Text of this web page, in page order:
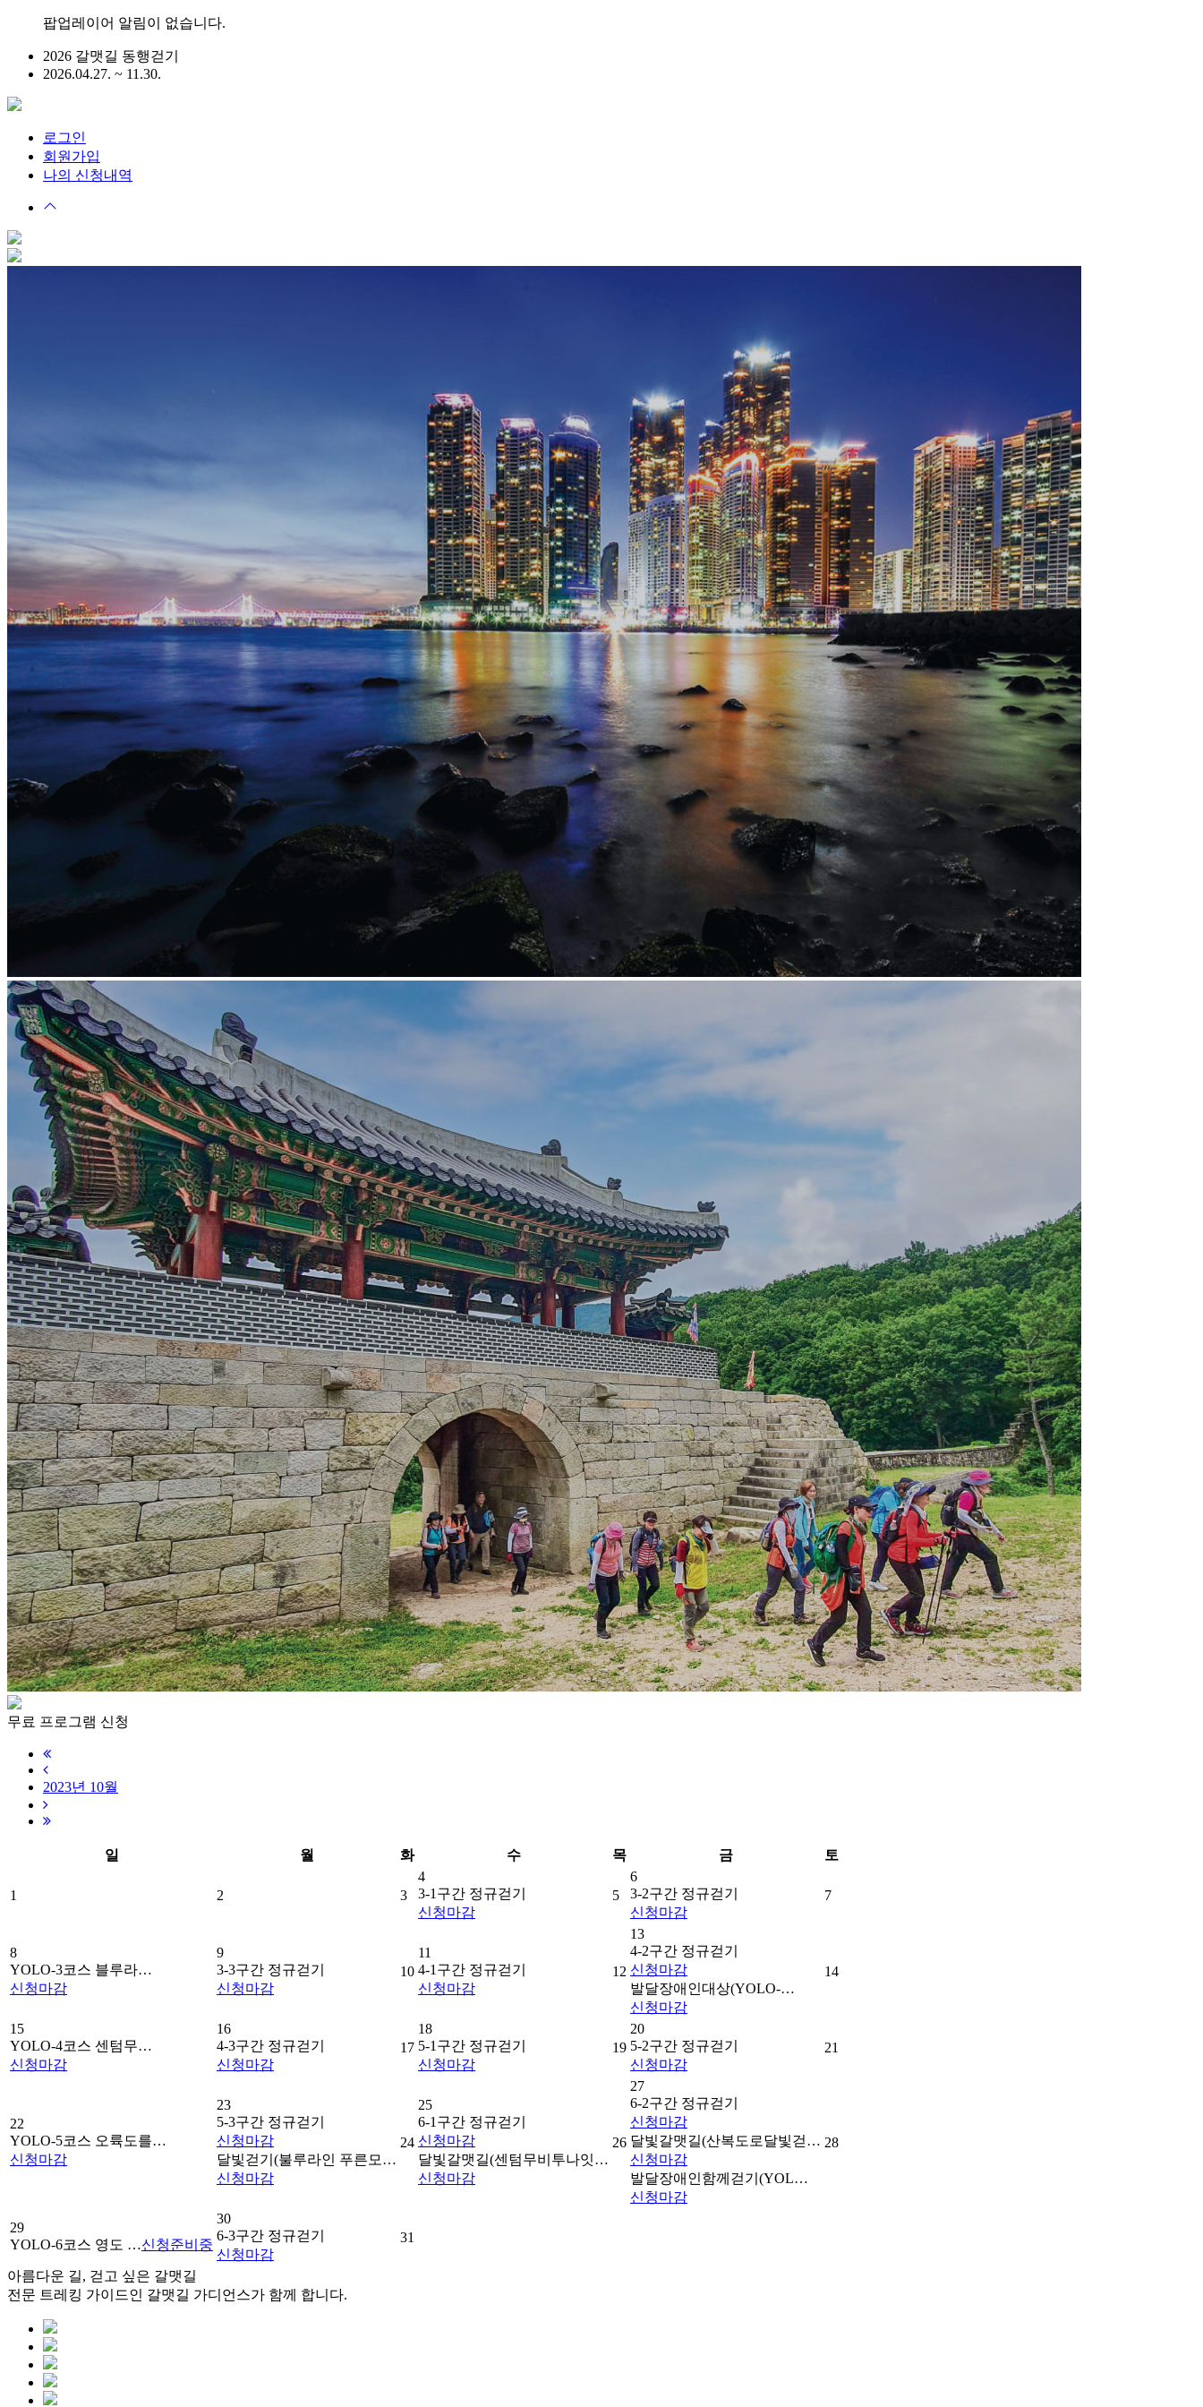
팝업레이어 알림이 없습니다.
2026 갈맷길 동행걷기
2026.04.27. ~ 11.30.
로그인
회원가입
나의 신청내역
무료 프로그램 신청
2023년 10월
일 월 화 수 목 금 토
1 2 3
4
3-1구간 정규걷기
신청마감
5
6
3-2구간 정규걷기
신청마감
7
8
YOLO-3코스 블루라…
신청마감
9
3-3구간 정규걷기
신청마감
10
11
4-1구간 정규걷기
신청마감
12
13
4-2구간 정규걷기
신청마감
발달장애인대상(YOLO-…
신청마감
14
15
YOLO-4코스 센텀무…
신청마감
16
4-3구간 정규걷기
신청마감
17
18
5-1구간 정규걷기
신청마감
19
20
5-2구간 정규걷기
신청마감
21
22
YOLO-5코스 오륙도를…
신청마감
23
5-3구간 정규걷기
신청마감
달빛걷기(불루라인 푸른모…
신청마감
24
25
6-1구간 정규걷기
신청마감
달빛갈맷길(센텀무비투나잇…
신청마감
26
27
6-2구간 정규걷기
신청마감
달빛갈맷길(산복도로달빛걷…
신청마감
발달장애인함께걷기(YOL…
신청마감
28
29
YOLO-6코스 영도 …신청준비중
30
6-3구간 정규걷기
신청마감
31
아름다운 길, 걷고 싶은 갈맷길
전문 트레킹 가이드인 갈맷길 가디언스가 함께 합니다.